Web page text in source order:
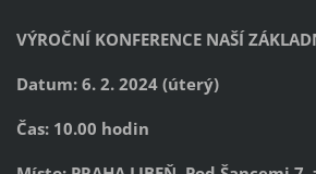
VÝROČNÍ KONFERENCE NAŠÍ
Datum: 6. 2. 2024 (úterý)
Čas: 10.00 hodin